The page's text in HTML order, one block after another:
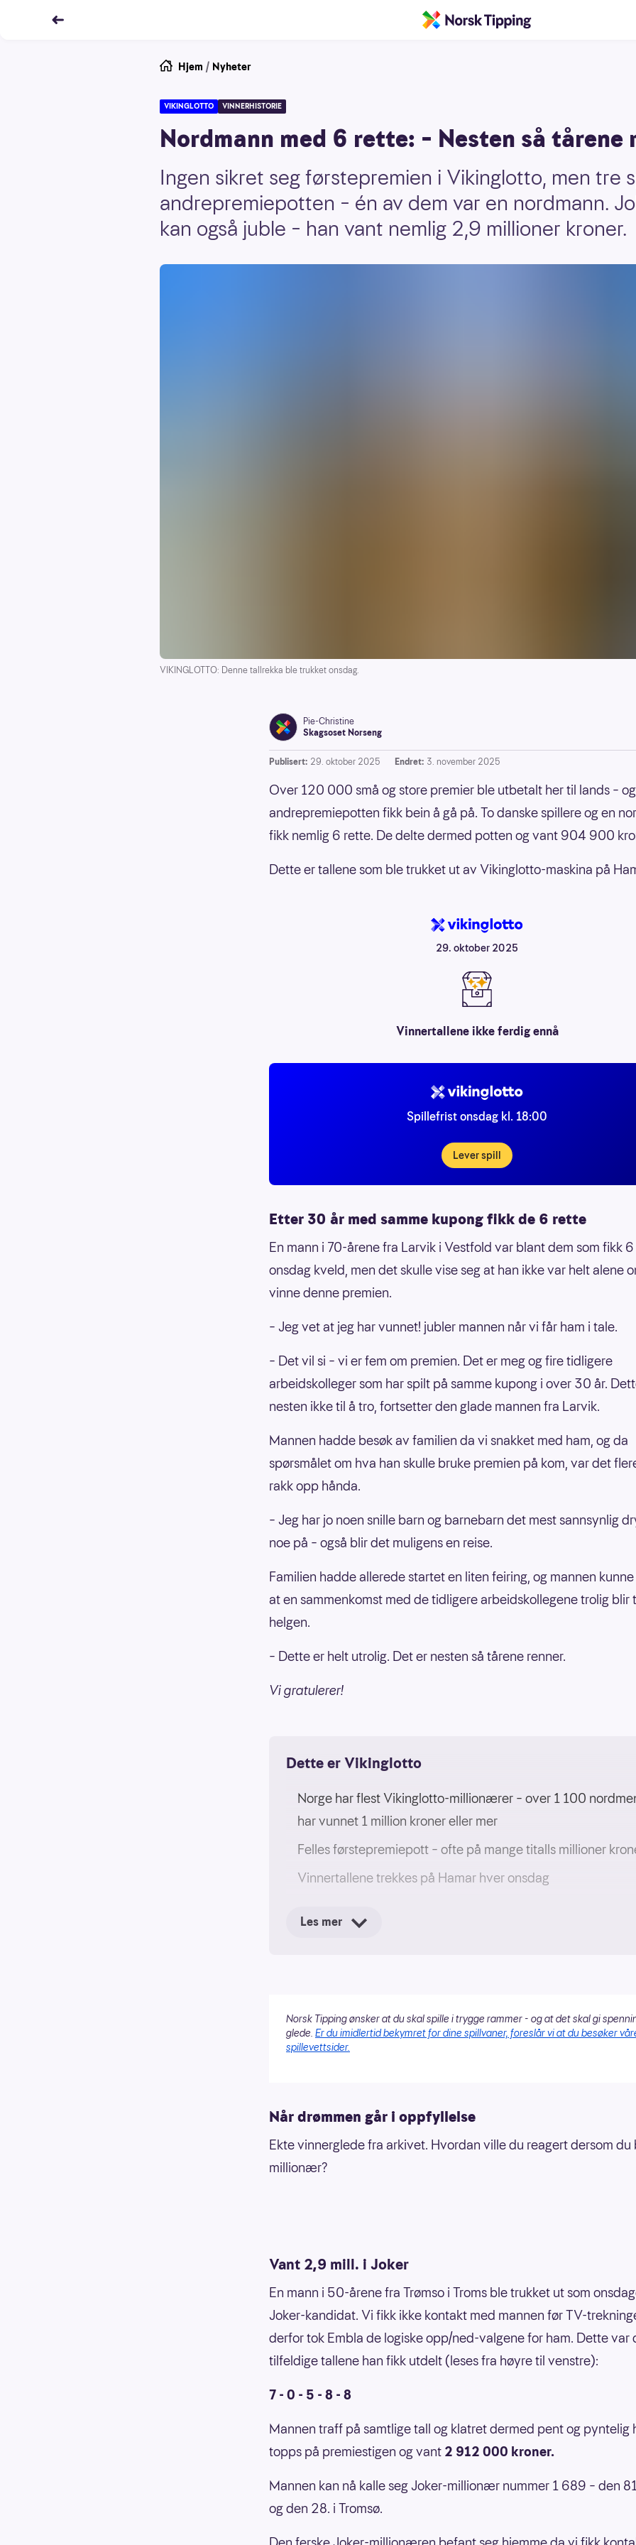
Hjem / Nyheter
VIKINGLOTTO VINNERHISTORIE
Nordmann med 6 rette: – Nesten så tårene
Ingen sikret seg førstepremien i Vikinglotto, men tre
andrepremiepotten – én av dem var en nordmann.
kan også juble – han vant nemlig 2,9 millioner kroner.
VIKINGLOTTO: Denne tallrekka ble trukket onsdag.
Pie-Christine
Skagsoset Norseng
Publisert: 29. oktober 2025 Endret: 3. november 2025
Over 120 000 små og store premier ble utbetalt her til lands –
andrepremiepotten fikk bein å gå på. To danske spillere og en
fikk nemlig 6 rette. De delte dermed potten og vant 904 900
Dette er tallene som ble trukket ut av Vikinglotto-maskina på
29. oktober 2025
Vinnertallene ikke ferdig ennå
Spillefrist onsdag kl. 18:00
Lever spill
Etter 30 år med samme kupong fikk de 6 rette
En mann i 70-årene fra Larvik i Vestfold var blant dem som fikk
onsdag kveld, men det skulle vise seg at han ikke var helt alene
vinne denne premien.
– Jeg vet at jeg har vunnet! jubler mannen når vi får ham i tale.
– Det vil si – vi er fem om premien. Det er meg og fire tidligere
arbeidskolleger som har spilt på samme kupong i over 30 år.
nesten ikke til å tro, fortsetter den glade mannen fra Larvik.
Mannen hadde besøk av familien da vi snakket med ham, og da
spørsmålet om hva han skulle bruke premien på kom, var det
rakk opp hånda.
– Jeg har jo noen snille barn og barnebarn det mest sannsynlig
noe på – også blir det muligens en reise.
Familien hadde allerede startet en liten feiring, og mannen
at en sammenkomst med de tidligere arbeidskollegene trolig blir
helgen.
– Dette er helt utrolig. Det er nesten så tårene renner.
Vi gratulerer!
Dette er Vikinglotto
Norge har flest Vikinglotto-millionærer – over 1 100
har vunnet 1 million kroner eller mer
Felles førstepremiepott – ofte på mange titalls millioner
Vinnertallene trekkes på Hamar hver onsdag
fem
Les mer
Norsk Tipping ønsker at du skal spille i trygge rammer - og at det skal gi
glede. Er du imidlertid bekymret for dine spillvaner, foreslår vi at du besøker
spillevettsider.
Når drømmen går i oppfyllelse
Ekte vinnerglede fra arkivet. Hvordan ville du reagert dersom du
millionær?
Vant 2,9 mill. i Joker
En mann i 50-årene fra Trømso i Troms ble trukket ut som
Joker-kandidat. Vi fikk ikke kontakt med mannen før TV-
derfor tok Embla de logiske opp/ned-valgene for ham. Dette var
tilfeldige tallene han fikk utdelt (leses fra høyre til venstre):
7 - 0 - 5 - 8 - 8
Mannen traff på samtlige tall og klatret dermed pent og pyntelig
topps på premiestigen og vant 2 912 000 kroner.
Mannen kan nå kalle seg Joker-millionær nummer 1 689 – den
og den 28. i Tromsø.